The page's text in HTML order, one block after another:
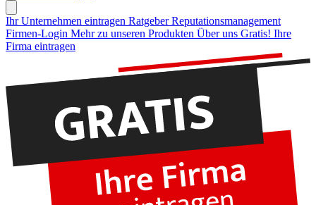
Ihr Unternehmen eintragen Ratgeber Reputationsmanagement
Firmen-Login Mehr zu unseren Produkten Über uns Gratis! Ihre
Firma eintragen